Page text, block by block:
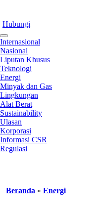
Hubungi
Internasional
Nasional
Liputan Khusus
Teknologi
Energi
Minyak dan Gas
Lingkungan
Alat Berat
Sustainability
Ulasan
Korporasi
Informasi CSR
Regulasi
Beranda » Energi